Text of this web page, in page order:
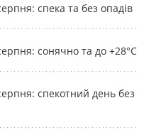
спека та без опадів
сонячно та до +28°С
спекотний день без